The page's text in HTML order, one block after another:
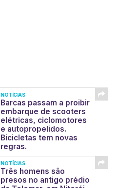
NOTÍCIAS
Barcas passam a proibir
embarque de scooters
elétricas, ciclomotores
e autopropelidos.
Bicicletas tem novas
regras.
NOTÍCIAS
Três homens são
presos no antigo prédio